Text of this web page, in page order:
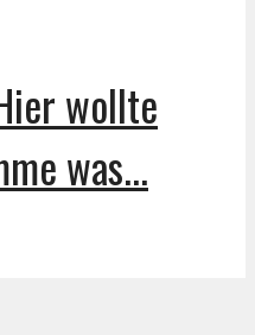
wollte
was...